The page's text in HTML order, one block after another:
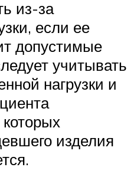
из-за
если ее
допустимые
учитывать
нагрузки и
изделия